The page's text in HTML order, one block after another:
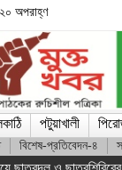
অপরাহ্ণ
পটুয়াখালী
বিশেষ-প্রতিবেদন-৪